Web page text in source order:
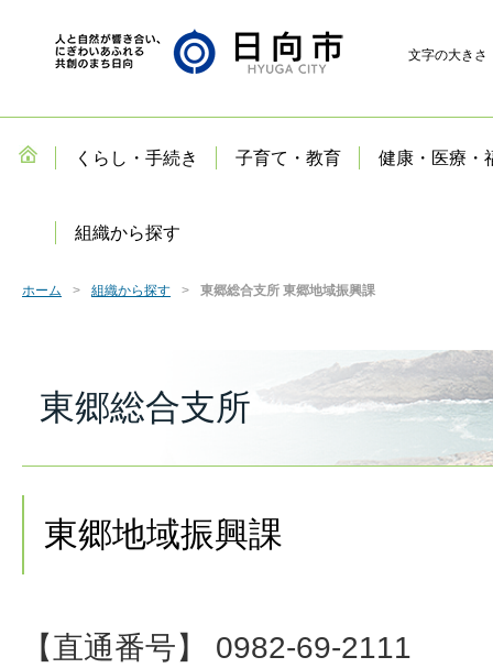
文字の大きさ
くらし・手続き 子育て・教育 健康・医療・
組織から探す
ホーム 組織から探す 東郷総合支所 東郷地域振興課
東郷総合支所
東郷地域振興課
【直通番号】 0982-69-2111